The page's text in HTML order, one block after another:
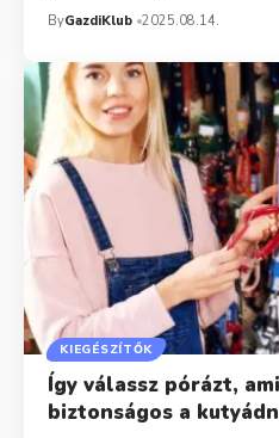
ByGazdiKlub 2025.08.14.
KIEGÉSZÍTŐK
Így válassz pórázt,
biztonságos a